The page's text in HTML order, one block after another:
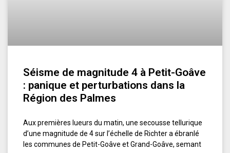
Séisme de magnitude 4 à Petit-Goâve
: panique et perturbations dans la
Région des Palmes
Aux premières lueurs du matin, une secousse tellurique
d’une magnitude de 4 sur l’échelle de Richter a ébranlé
les communes de Petit-Goâve et Grand-Goâve, semant